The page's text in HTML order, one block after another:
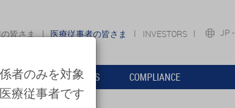
JP -
皆さま 医療従事者の皆さま INVESTORS
ービス NEWS COMPLIANCE
者のみを対象
療従事者です